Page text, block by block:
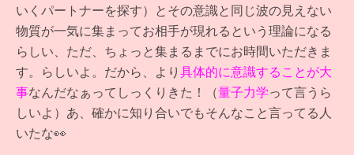
いくパートナーを探す）とその意識と同じ波の見えない
物質が一気に集まってお相手が現れるという理論になる
らしい、ただ、ちょっと集まるまでにお時間いただきま
す。らしいよ。だから、より具体的に意識することが大
事なんだなぁってしっくりきた！（量子力学って言うら
しいよ）あ、確かに知り合いでもそんなこと言ってる人
いたな👀